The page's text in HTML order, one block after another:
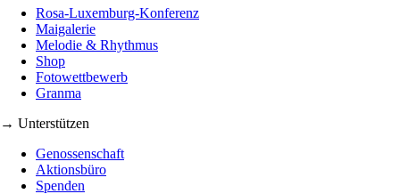
Rosa-Luxemburg-Konferenz
Maigalerie
Melodie & Rhythmus
Shop
Fotowettbewerb
Granma
→ Unterstützen
Genossenschaft
Aktionsbüro
Spenden